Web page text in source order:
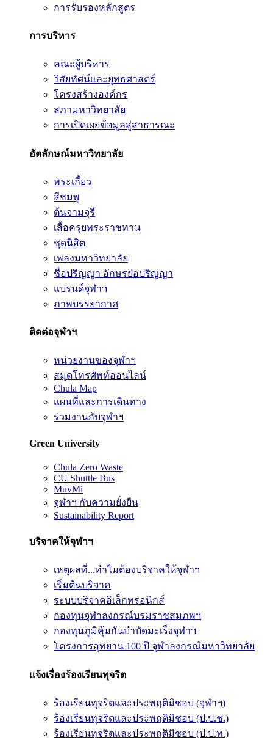
การรับรองหลักสูตร
การบริหาร
คณะผู้บริหาร
วิสัยทัศน์และยุทธศาสตร์
โครงสร้างองค์กร
สภามหาวิทยาลัย
การเปิดเผยข้อมูลสู่สาธารณะ
อัตลักษณ์มหาวิทยาลัย
พระเกี้ยว
สีชมพู
ต้นจามจุรี
เสื้อครุยพระราชทาน
ชุดนิสิต
เพลงมหาวิทยาลัย
ชื่อปริญญา อักษรย่อปริญญา
แบรนด์จุฬาฯ
ภาพบรรยากาศ
ติดต่อจุฬาฯ
หน่วยงานของจุฬาฯ
สมุดโทรศัพท์ออนไลน์
Chula Map
แผนที่และการเดินทาง
ร่วมงานกับจุฬาฯ
Green University
Chula Zero Waste
CU Shuttle Bus
MuvMi
จุฬาฯ กับความยั่งยืน
Sustainability Report
บริจาคให้จุฬาฯ
เหตุผลที่...ทำไมต้องบริจาคให้จุฬาฯ
เริ่มต้นบริจาค
ระบบบริจาคอิเล็กทรอนิกส์
กองทุนจุฬาลงกรณ์บรมราชสมภพฯ
กองทุนภูมิคุ้มกันบำบัดมะเร็งจุฬาฯ
โครงการอุทยาน 100 ปี จุฬาลงกรณ์มหาวิทยาลัย
แจ้งเรื่องร้องเรียนทุจริต
ร้องเรียนทุจริตและประพฤติมิชอบ (จุฬาฯ)
ร้องเรียนทุจริตและประพฤติมิชอบ (ป.ป.ช.)
ร้องเรียนทุจริตและประพฤติมิชอบ (ป.ป.ท.)